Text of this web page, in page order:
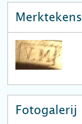
Merktekens
Fotogalerij